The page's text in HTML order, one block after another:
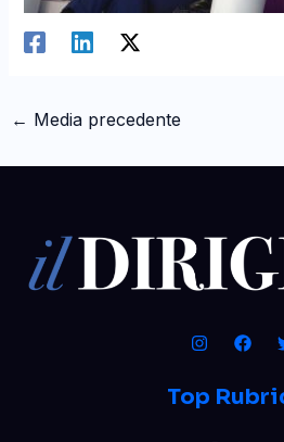
← Media precedente
Top